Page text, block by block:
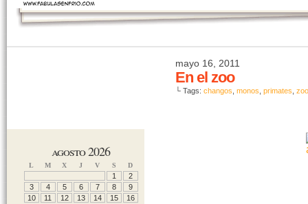
mayo 16, 2011
En el zoo
└ Tags: changos monos primates zoo
agosto 2026
L M X J V S D
1
2
3
4 5 6 7 8
9
10
11 12 13 14 15
16